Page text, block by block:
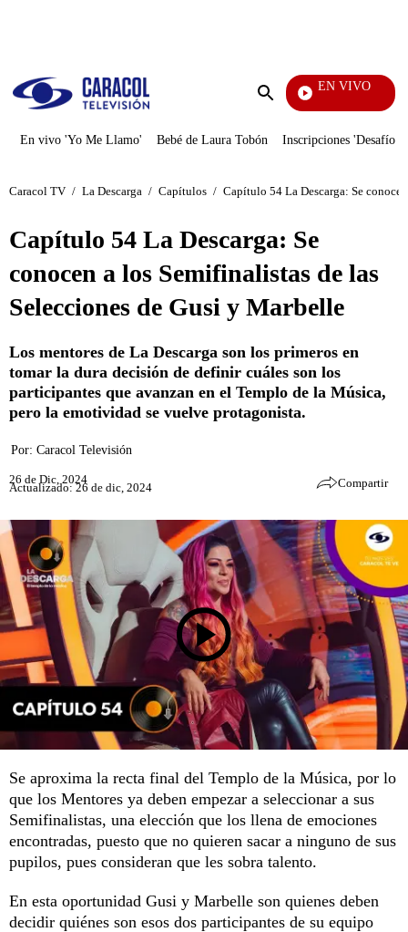
Enviar
EN VIVO
También Caerás
En vivo 'Yo Me Llamo' Bebé de Laura Tobón Inscripciones 'Desafío'
Caracol TV / La Descarga / Capítulos / Capítulo 54 La Descarga: Se
Capítulo 54 La Descarga: Se
conocen a los Semifinalistas de las
Selecciones de Gusi y Marbelle
Los mentores de La Descarga son los primeros en
tomar la dura decisión de definir cuáles son los
participantes que avanzan en el Templo de la Música,
pero la emotividad se vuelve protagonista.
Por: Caracol Televisión
26 de Dic, 2024
Actualizado: 26 de dic, 2024 Compartir
Se aproxima la recta final del Templo de la Música, por lo
que los Mentores ya deben empezar a seleccionar a sus
Semifinalistas, una elección que los llena de emociones
encontradas, puesto que no quieren sacar a ninguno de sus
pupilos, pues consideran que les sobra talento.
En esta oportunidad Gusi y Marbelle son quienes deben
decidir quiénes son esos dos participantes de su equipo